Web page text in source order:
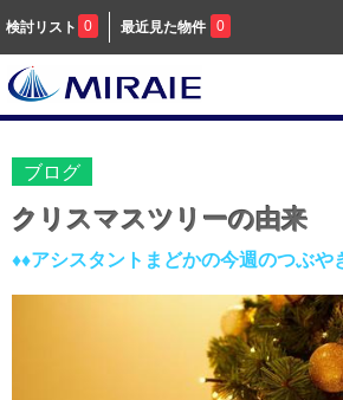
検討リスト 0 最近見た物件 0
ブログ
クリスマスツリーの由来
♦♦アシスタントまどかの今週のつぶや